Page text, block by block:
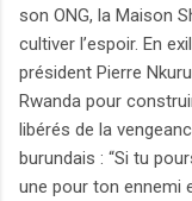
son ONG, la Maison
cultiver l’espoir. En
président Pierre
Rwanda pour
libérés de la
burundais : “Si tu
une pour ton ennemi